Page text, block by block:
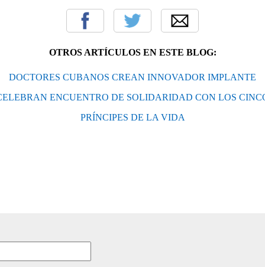
OTROS ARTÍCULOS EN ESTE BLOG:
DOCTORES CUBANOS CREAN INNOVADOR IMPLANTE
ENCUENTRO DE SOLIDARIDAD CON LOS
PRÍNCIPES DE LA VIDA